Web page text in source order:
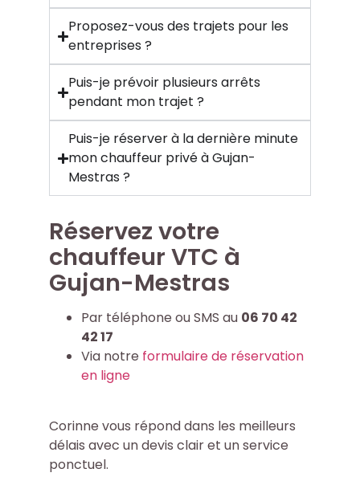
Proposez-vous des trajets pour les
entreprises ?
Puis-je prévoir plusieurs arrêts
pendant mon trajet ?
Puis-je réserver à la dernière minute
mon chauffeur privé à Gujan-
Mestras ?
Réservez votre
chauffeur VTC à
Gujan-Mestras
Par téléphone ou SMS au 06 70 42
42 17
Via notre formulaire de réservation
en ligne
Corinne vous répond dans les meilleurs
délais avec un devis clair et un service
ponctuel.